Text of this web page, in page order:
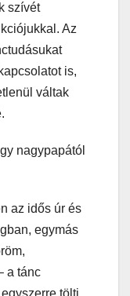
szívét
Az
is,
váltak
nagypapától
az idős úr és
egymás
a tánc